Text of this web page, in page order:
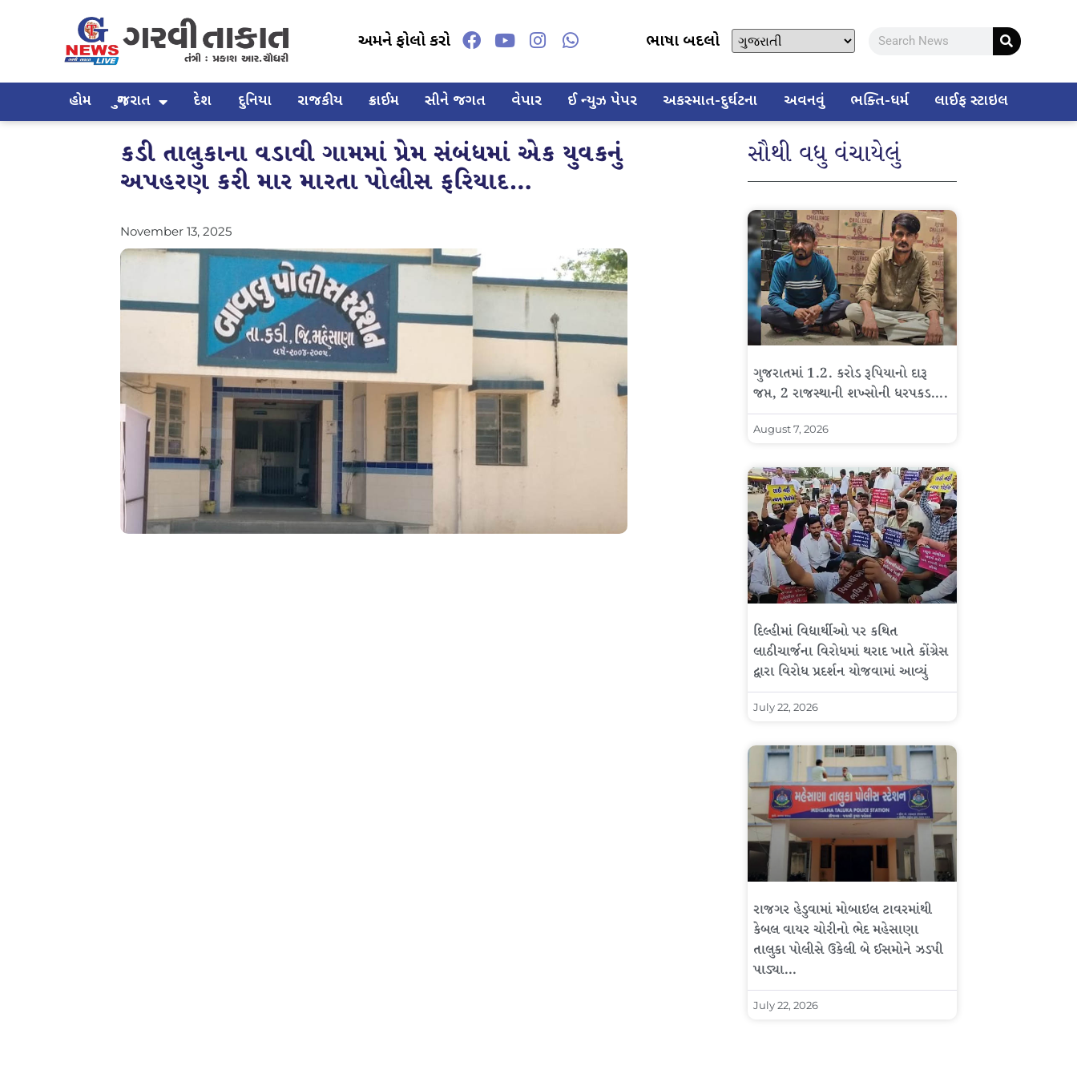
અમને ફોલો કરો ભાષા બદલો
હોમ ગુજરાત દેશ દુનિયા રાજકીય ક્રાઈમ સીને જગત વેપાર ઈ ન્યુઝ પેપર અકસ્માત-દુર્ઘટના અવનવું ભક્તિ-ધર્મ લાઈફ સ્ટાઇલ
કડી તાલુકાના વડાવી ગામમાં પ્રેમ સંબંધમાં એક યુવકનું
અપહરણ કરી માર મારતા પોલીસ ફરિયાદ…
November 13, 2025
સૌથી વધુ વંચાયેલું
ગુજરાતમાં 1.2. કરોડ રૂપિયાનો દારૂ
જપ્ત, 2 રાજસ્થાની શખ્સોની ધરપકડ….
August 7, 2026
દિલ્હીમાં વિદ્યાર્થીઓ પર કથિત
લાઠીચાર્જના વિરોધમાં થરાદ ખાતે કોંગ્રેસ
દ્વારા વિરોધ પ્રદર્શન યોજવામાં આવ્યું
July 22, 2026
રાજગર હેડુવામાં મોબાઇલ ટાવરમાંથી
કેબલ વાયર ચોરીનો ભેદ મહેસાણા
તાલુકા પોલીસે ઉકેલી બે ઈસમોને ઝડપી
પાડ્યા…
July 22, 2026